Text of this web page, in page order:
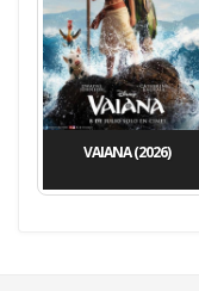
VAIANA (2026)